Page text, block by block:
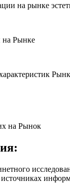
на рынке
на Рынке
на Рынок
: